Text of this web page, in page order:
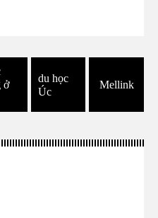
ở
du học
Úc
Mellink